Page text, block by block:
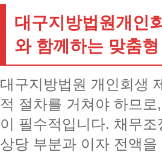
대구지방법원개인
와 함께하는 맞춤
대구지방법원 개인회생
적 절차를 거쳐야 하므로
이 필수적입니다. 채무조
상당 부분과 이자 전액을